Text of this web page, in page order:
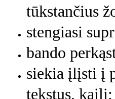
tūkstančius
stengiasi
bando
siekia įlįsti į
tekstus, kailį;